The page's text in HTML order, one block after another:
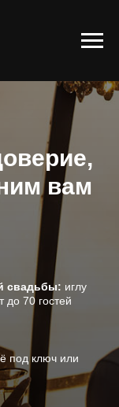
вам
свадьбы: иглу
70 гостей
под ключ или